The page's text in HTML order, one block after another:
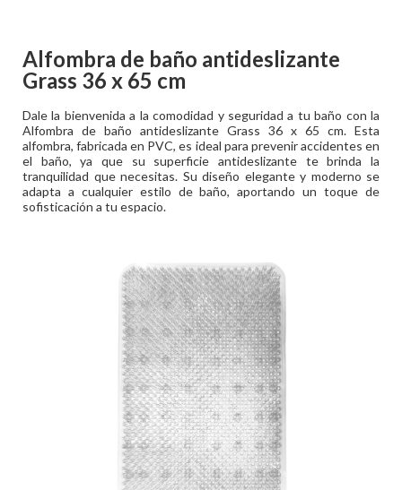
Alfombra de baño antideslizante
Grass 36 x 65 cm
Dale la bienvenida a la comodidad y seguridad a tu baño con la
Alfombra de baño antideslizante Grass 36 x 65 cm. Esta
alfombra, fabricada en PVC, es ideal para prevenir accidentes en
el baño, ya que su superficie antideslizante te brinda la
tranquilidad que necesitas. Su diseño elegante y moderno se
adapta a cualquier estilo de baño, aportando un toque de
sofisticación a tu espacio.